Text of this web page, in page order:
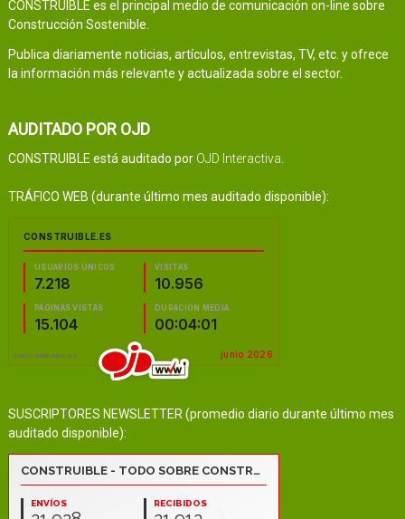
CONSTRUIBLE es el principal medio de comunicación on-line sobre
Construcción Sostenible.
Publica diariamente noticias, artículos, entrevistas, TV, etc. y ofrece
la información más relevante y actualizada sobre el sector.
AUDITADO POR OJD
CONSTRUIBLE está auditado por OJD Interactiva.
TRÁFICO WEB (durante último mes auditado disponible):
SUSCRIPTORES NEWSLETTER (promedio diario durante último mes
auditado disponible):